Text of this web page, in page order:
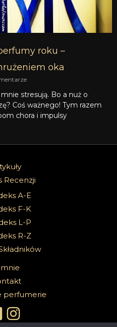
roku –
oka
stresują. Bo a nuż o
Coś ważnego! Tym razem
chora i impulsy
Recenzji
A-E
F-K
L-P
R-Z
perfumerie